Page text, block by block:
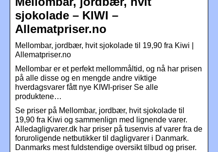
sjokolade – KIWI –
Allematpriser.no
Mellombar, jordbær, hvit sjokolade til 19,90 fra Kiwi |
Allematpriser.no
Mellombar er et perfekt mellommåltid, og nå har prisen
på alle disse og en mengde andre viktige
hverdagsvarer fått nye KIWI-priser Se alle
produktene…
Se priser på Mellombar, jordbær, hvit sjokolade til
19,90 fra Kiwi og sammenlign med lignende varer.
Alledagligvarer.dk har priser på tusenvis af varer fra de
foruroligende netbutikker til dagligvarer i Danmark.
Danmarks mest fuldstendige oversikt tilbud og priser.